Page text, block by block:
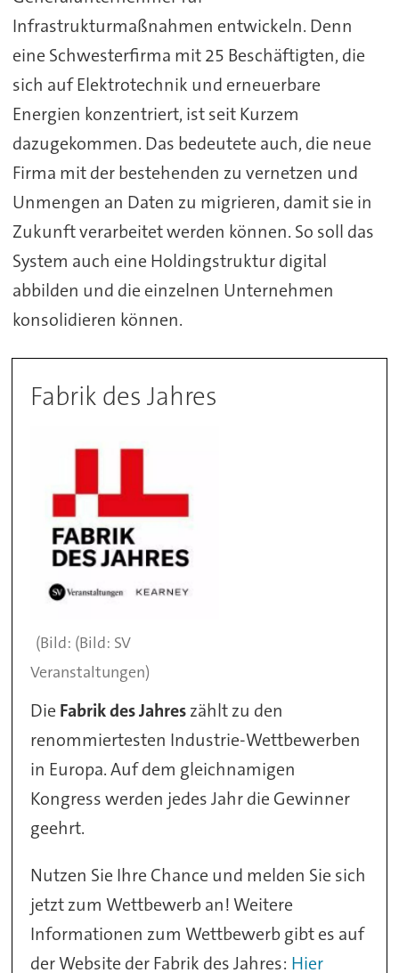
Infrastrukturmaßnahmen entwickeln. Denn
eine Schwesterfirma mit 25 Beschäftigten, die
sich auf Elektrotechnik und erneuerbare
Energien konzentriert, ist seit Kurzem
dazugekommen. Das bedeutete auch, die neue
Firma mit der bestehenden zu vernetzen und
Unmengen an Daten zu migrieren, damit sie in
Zukunft verarbeitet werden können. So soll das
System auch eine Holdingstruktur digital
abbilden und die einzelnen Unternehmen
konsolidieren können.
Fabrik des Jahres
(Bild: SV
Veranstaltungen)
Die Fabrik des Jahreszählt zu den
renommiertesten Industrie-Wettbewerben
in Europa. Auf dem gleichnamigen
Kongress werden jedes Jahr die Gewinner
geehrt.
Nutzen Sie Ihre Chance und melden Sie sich
jetzt zum Wettbewerb an! Weitere
Informationen zum Wettbewerb gibt es auf
der Website der Fabrik des Jahres: Hier